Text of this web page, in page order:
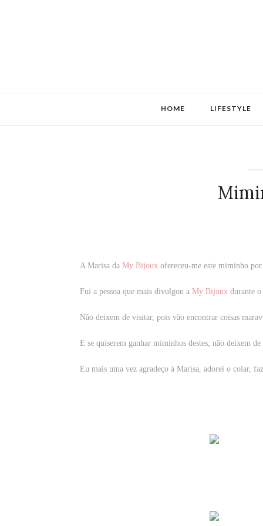
HOME LIFESTYLE
A Marisa da My Bijoux ofereceu-me este miminho
Fui a pessoa que mais divulgou a My Bijoux durante
Não deixem de visitar, pois vão encontrar coisas
E se quiserem ganhar miminhos destes, não deixem
Eu mais uma vez agradeço à Marisa, adorei o colar,